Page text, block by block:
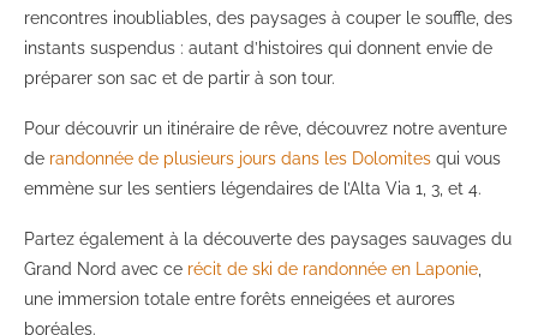
rencontres inoubliables, des paysages à couper le souffle, des
instants suspendus : autant d’histoires qui donnent envie de
préparer son sac et de partir à son tour.
Pour découvrir un itinéraire de rêve, découvrez notre aventure
de randonnée de plusieurs jours dans les Dolomites qui vous
emmène sur les sentiers légendaires de l’Alta Via 1, 3, et 4.
Partez également à la découverte des paysages sauvages du
Grand Nord avec ce récit de ski de randonnée en Laponie,
une immersion totale entre forêts enneigées et aurores
boréales.